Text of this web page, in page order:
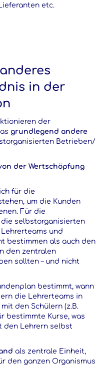
etc.
in der
der
grundlegend andere
Betrieben/
der Wertschöpfung
für die
um die Kunden
Für die
die selbstorganisierten
und
bestimmen als auch den
den zentralen
sollten – und nicht
bestimmt, wann
die Lehrerteams in
den Schülern (z.B.
bestimmte Kurse, was
den Lehrern selbst
als zentrale Einheit,
den ganzen Organismus